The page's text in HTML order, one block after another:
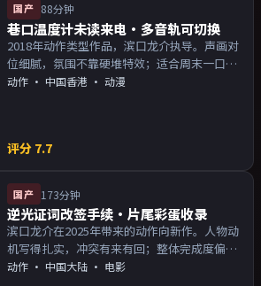
国产 88分钟
巷口温度计未读来电·多音轨可切换
2018年动作类型作品，滨口龙介执导。声画对
位细腻，氛围不靠硬堆特效；适合周末一口气
追完。主演以演技派为主，适合喜欢强叙事与
动作 · 中国香港 · 动漫
评分 7.7
国产 173分钟
逆光证词改签手续·片尾彩蛋收录
滨口龙介在2025年带来的动作向新作。人物动
机写得扎实，冲突有来有回；整体完成度偏院
线质感。主演以演技派为主，适合喜欢强叙事
动作 · 中国大陆 · 电影